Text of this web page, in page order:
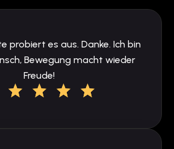
probiert es aus. Danke. Ich bin
Bewegung macht wieder
Freude!